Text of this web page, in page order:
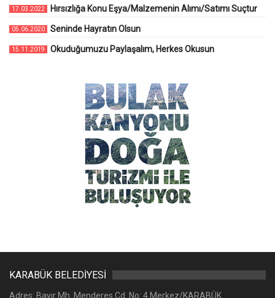
17.03.2022 Hırsızlığa Konu Eşya/Malzemenin Alımı/Satımı Suçtur
05.06.2020 Seninde Hayratın Olsun
15.11.2019 Okuduğumuzu Paylaşalım, Herkes Okusun
KARABÜK BELEDİYESİ
Adres: Bayır Mh. Menderes Cd. No: 4 Merkez/KARABÜK